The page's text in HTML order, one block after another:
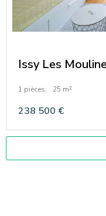
Issy Les
1 pièces, 25 m²
238 500 €